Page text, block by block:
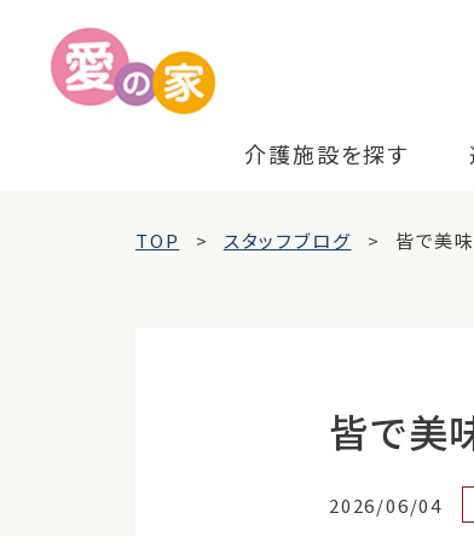
介護施設を探す
TOP スタッフブログ 皆で美
皆で美
2026/06/04